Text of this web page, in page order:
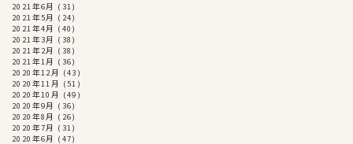
2021年6月 (31)
2021年5月 (24)
2021年4月 (40)
2021年3月 (38)
2021年2月 (38)
2021年1月 (36)
2020年12月 (43)
2020年11月 (51)
2020年10月 (49)
2020年9月 (36)
2020年8月 (26)
2020年7月 (31)
2020年6月 (47)